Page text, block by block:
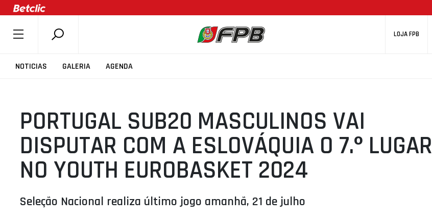
LOJA FPB
NOTICIAS GALERIA AGENDA
SOBRE A FPB
COMPETIÇÕES
ASSOCIAÇÕES
CLUBES
AGENTES
SELEÇÕES
PORTUGAL SUB20 MASCULINOS VAI
DISPUTAR COM A ESLOVÁQUIA O 7.º LUGAR
NO YOUTH EUROBASKET 2024
Seleção Nacional realiza último jogo amanhã, 21 de julho